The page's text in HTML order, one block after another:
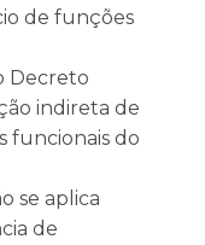
de funções
Decreto
indireta de
funcionais do
se aplica
de